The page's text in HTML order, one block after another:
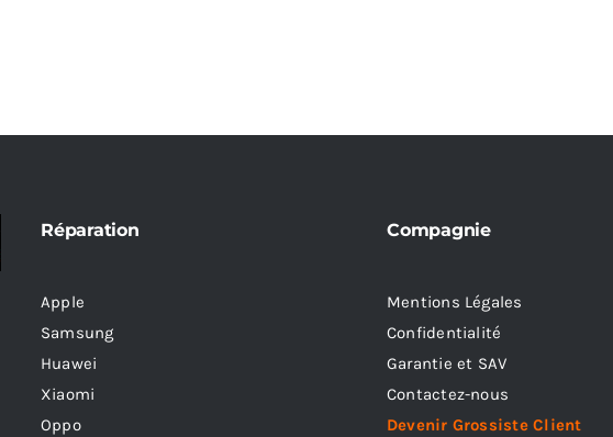
Réparation
Apple
Samsung
Huawei
Xiaomi
Oppo
Compagnie
Mentions Légales
Confidentialité
Garantie et SAV
Contactez-nous
Devenir Grossiste Client